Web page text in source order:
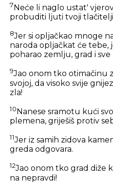
7Neće li naglo ustat'
probuditi ljuti tvoji
8Jer si opljačkao mnoge
naroda opljačkat će tebe,
poharao zemlju, grad i
9Jao onom tko otimačinu
svojoj, da visoko svije
zla!
10Nanese sramotu kući
plemena, griješiš protiv
11Jer iz samih zidova
greda odgovara.
12Jao onom tko grad diže
na nepravdi!